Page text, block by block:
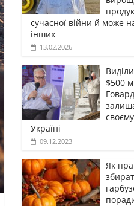
сучасної війни й може
інших
13.02.2026
$500
Україні
09.12.2023
Як